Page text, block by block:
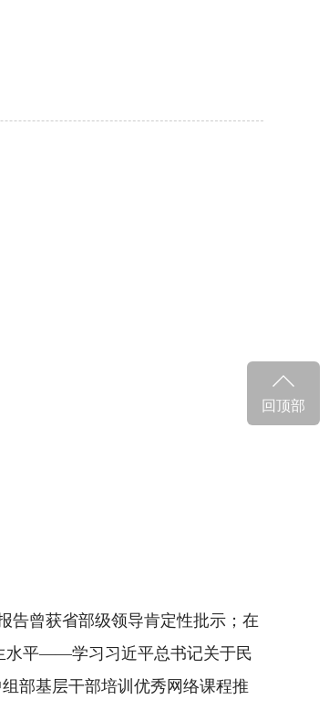
告曾获省部级领导肯定性批示；在
水平——学习习近平总书记关于民
部基层干部培训优秀网络课程推
回顶部